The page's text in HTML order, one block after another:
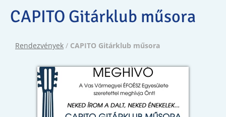
CAPITO Gitárklub műsora
Rendezvények / CAPITO Gitárklub műsora